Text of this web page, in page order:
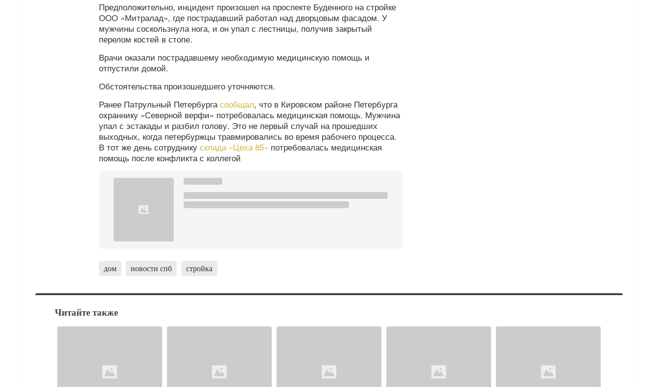
Предположительно, инцидент произошел на проспекте Буденного на стройке
ООО «Митралад», где пострадавший работал над дворцовым фасадом. У
мужчины соскользнула нога, и он упал с лестницы, получив закрытый
перелом костей в стопе.
Врачи оказали пострадавшему необходимую медицинскую помощь и
отпустили домой.
Обстоятельства произошедшего уточняются.
Ранее Патрульный Петербургасообщал, что в Кировском районе Петербурга
охраннику «Северной верфи» потребовалась медицинская помощь. Мужчина
упал с эстакады и разбил голову. Это не первый случай на прошедших
выходных, когда петербуржцы травмировались во время рабочего процесса.
В тот же день сотруднику склада «Цеха 85» потребовалась медицинская
помощь после конфликта с коллегой
дом новости спб стройка
Читайте также